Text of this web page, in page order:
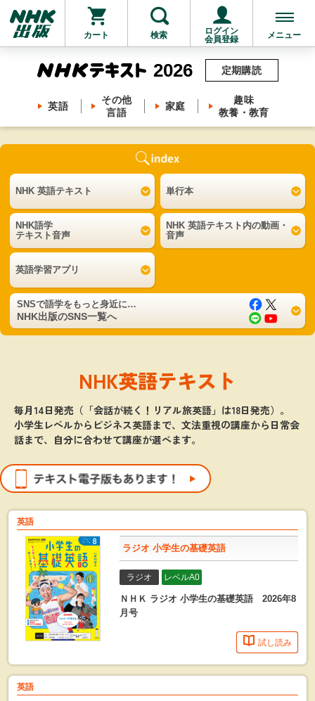
カート 検索
ログイン
会員登録
メニュー
2026
英語
その他
言語
家庭
趣味
教養・教育
定期購読
NHK 英語テキスト 単行本
NHK語学
テキスト音声
NHK 英語テキスト内の動画・
音声
英語学習アプリ
SNSで語学をもっと身近に…
NHK出版のSNS一覧へ
NHK英語テキスト
毎月14日発売 （「会話が続く！リアル旅英語」は18日発売）。
小学生レベルからビジネス英語まで、文法重視の講座から日常会
話まで、自分に合わせて講座が選べます。
英語
ラジオ 小学生の基礎英語
ラジオ レベルA0
ＮＨＫ ラジオ 小学生の基礎英語 2026年8
月号
試し読み
英語